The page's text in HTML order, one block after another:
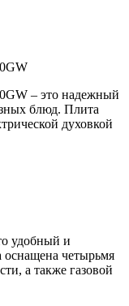
– это надежный
блюд. Плита
духовкой
удобный и
четырьмя
а также газовой